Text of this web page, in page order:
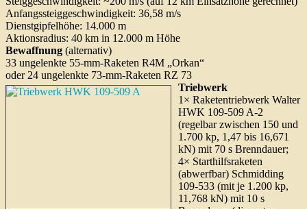
Anfangssteiggeschwindigkeit: 36,58 m/s
Dienstgipfelhöhe: 14.000 m
Aktionsradius: 40 km in 12.000 m Höhe
Bewaffnung (alternativ)
33 ungelenkte 55-mm-Raketen R4M „Orkan“
oder 24 ungelenkte 73-mm-Raketen RZ 73
Triebwerk
1× Raketentriebwerk Walter
HWK 109-509 A-2
(regelbar zwischen 150 und
1.700 kp, 1,47 bis 16,671
kN) mit 70 s Brenndauer;
4× Starthilfsraketen
(abwerfbar) Schmidding
109-533 (mit je 1.200 kp,
11,768 kN) mit 10 s